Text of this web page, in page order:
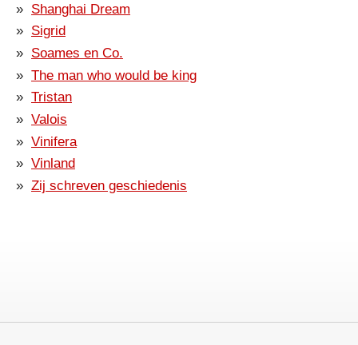
Shanghai Dream
Sigrid
Soames en Co.
The man who would be king
Tristan
Valois
Vinifera
Vinland
Zij schreven geschiedenis